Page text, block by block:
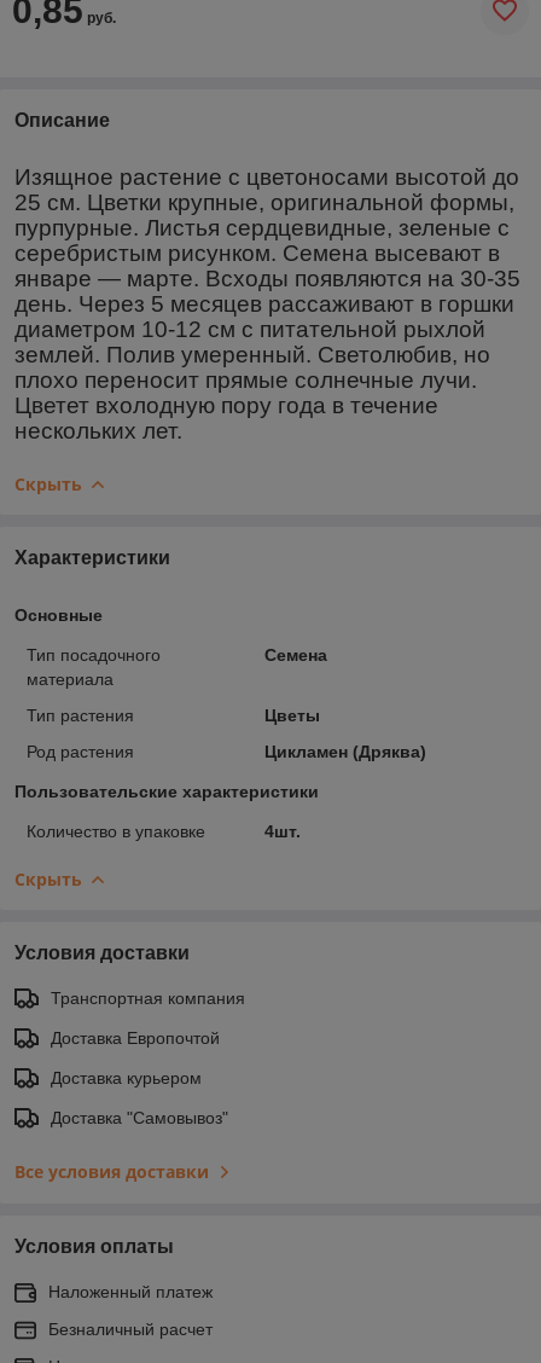
0,85 руб.
Описание
Изящное растение с цветоносами высотой до
25 см. Цветки крупные, оригинальной формы,
пурпурные. Листья сердцевидные, зеленые с
серебристым рисунком. Семена высевают в
январе ― марте. Всходы появляются на 30-35
день. Через 5 месяцев рассаживают в горшки
диаметром 10-12 см с питательной рыхлой
землей. Полив умеренный. Светолюбив, но
плохо переносит прямые солнечные лучи.
Цветет вхолодную пору года в течение
нескольких лет.
Скрыть
Характеристики
Основные
Тип посадочного
материала
Семена
Тип растения
Цветы
Род растения
Цикламен (Дряква)
Пользовательские характеристики
Количество в упаковке 4шт.
Скрыть
Условия доставки
Транспортная компания
Доставка Европочтой
Доставка курьером
Доставка "Самовывоз"
Все условия доставки
Условия оплаты
Наложенный платеж
Безналичный расчет